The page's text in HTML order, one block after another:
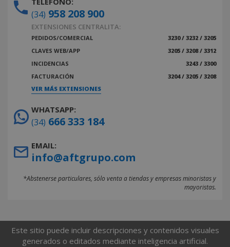
(34) 958 208 900
EXTENSIONES CENTRALITA:
PEDIDOS/COMERCIAL
3230 / 3232 / 3205
CLAVES WEB/APP
3205 / 3208 / 3312
INCIDENCIAS
3243 / 3300
FACTURACIÓN
3204 / 3205 / 3208
VER MÁS EXTENSIONES
WHATSAPP:
(34) 666 333 184
EMAIL:
info@aftgrupo.com
*Abstenerse particulares, sólo venta a tiendas y empresas minoristas y
mayoristas.
Este sitio puede incluir descripciones y contenidos visuales
generados o editados mediante inteligencia artificial.